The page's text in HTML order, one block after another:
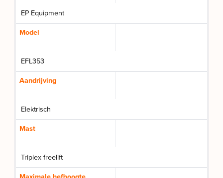
EP Equipment
Model
EFL353
Aandrijving
Elektrisch
Mast
Triplex freelift